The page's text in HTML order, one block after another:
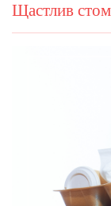
Щастлив